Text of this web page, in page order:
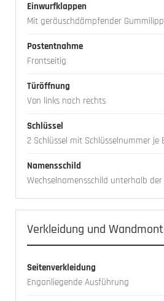
Einwurfklappen
Mit geräuschdämpfender
Postentnahme
Frontseitig
Türöffnung
Von links nach rechts
Schlüssel
2 Schlüssel mit Schlüsselnummer je
Namensschild
Wechselnamensschild unterhalb
Verkleidung und
Seitenverkleidung
Enganliegende Ausführung